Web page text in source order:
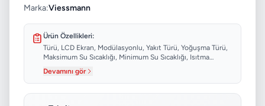
Marka:Viessmann
Ürün Özellikleri:
Türü, LCD Ekran, Modülasyonlu, Yakıt Türü, Yoğuşma Türü,
Maksimum Su Sıcaklığı, Minimum Su Sıcaklığı, Isıtma
Verimliliği...
Devamını gör